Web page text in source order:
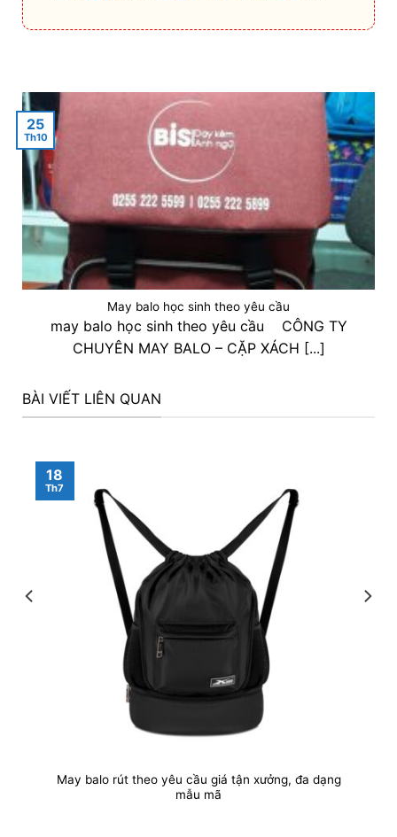
May balo học sinh theo yêu cầu
may balo học sinh theo yêu cầu CÔNG TY
CHUYÊN MAY BALO – CẶP XÁCH [...]
25
Th10
BÀI VIẾT LIÊN QUAN
May balo rút theo yêu cầu giá tận xưởng, đa dạng
mẫu mã
18
Th7